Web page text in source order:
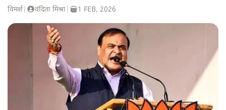
विमर्श वंदिता मिश्रा 1 FEB, 2026